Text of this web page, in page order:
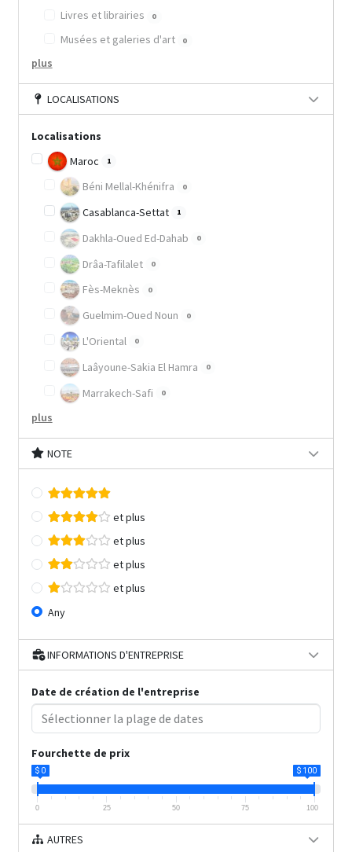
Livres et librairies 0
Musées et galeries d'art 0
plus
LOCALISATIONS
Localisations
Maroc
1
Béni Mellal-Khénifra 0
Casablanca-Settat 1
Dakhla-Oued Ed-Dahab 0
Drâa-Tafilalet 0
Fès-Meknès 0
Guelmim-Oued Noun 0
L'Oriental 0
Laâyoune-Sakia El Hamra 0
Marrakech-Safi 0
plus
NOTE
et plus
et plus
et plus
et plus
Any
INFORMATIONS D'ENTREPRISE
Date de création de l'entreprise
Fourchette de prix
$ 0 $ 100
0 25 50 75 100
AUTRES